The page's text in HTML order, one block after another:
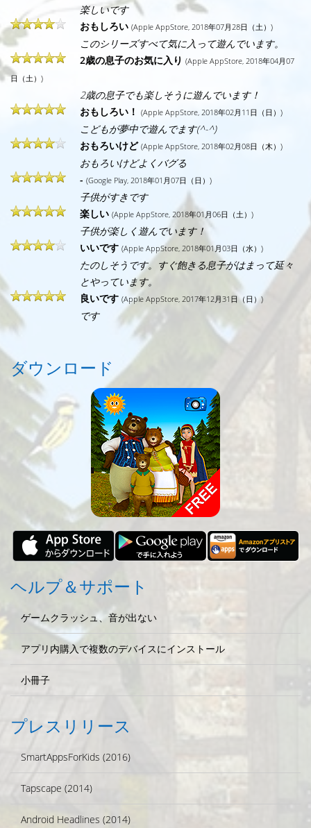
楽しいです
おもしろい (Apple AppStore, 2018年07月28日（土）)
このシリーズすべて気に入って遊んでいます。
2歳の息子のお気に入り (Apple AppStore, 2018年04月07
日（土）)
2歳の息子でも楽しそうに遊んでいます！
おもしろい！ (Apple AppStore, 2018年02月11日（日）)
こどもが夢中で遊んでます(^-^)
おもろいけど (Apple AppStore, 2018年02月08日（木）)
おもろいけどよくバグる
- (Google Play, 2018年01月07日（日）)
子供がすきです
楽しい (Apple AppStore, 2018年01月06日（土）)
子供が楽しく遊んでいます！
いいです (Apple AppStore, 2018年01月03日（水）)
たのしそうです。すぐ飽きる息子がはまって延々
とやっています。
良いです (Apple AppStore, 2017年12月31日（日）)
です
ダウンロード
ヘルプ＆サポート
ゲームクラッシュ、音が出ない
アプリ内購入で複数のデバイスにインストール
小冊子
プレスリリース
SmartAppsForKids (2016)
Tapscape (2014)
Android Headlines (2014)